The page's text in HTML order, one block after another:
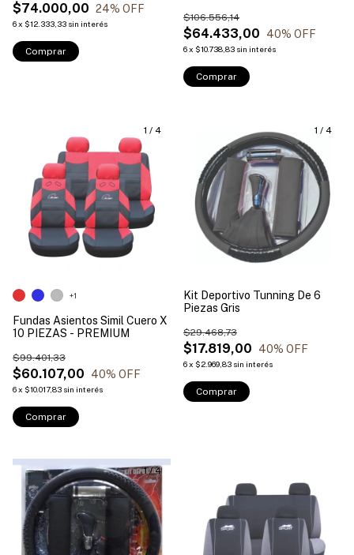
$74.000,00 24% OFF
6x $12.333,33 sin interés
Comprar
$64.433,00
$106.556,14
40% OFF
6x $10.738,83 sin interés
Comprar
1 / 4
Fundas Asientos Simil Cuero X
10 PIEZAS - PREMIUM
$60.107,00
$99.401,33
40% OFF
6x $10.017,83 sin interés
+1
Comprar
1 / 4
Kit Deportivo Tunning De 6
Piezas Gris
$17.819,00
$29.468,73
40% OFF
6x $2.969,83 sin interés
1/4